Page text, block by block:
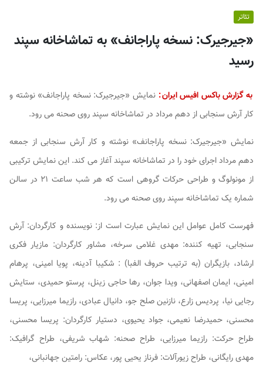
تئاتر
«جیرجیرک: نسخه پاراجانف» به تماشاخانه سپند
رسید
به گزارش باکس افیس ایران: نمایش «جیرجیرک: نسخه پاراجانف» نوشته و
کار آرش سنجابی از دهم مرداد در تماشاخانه سپند روی صحنه می رود.
نمایش «جیرجیرک: نسخه پاراجانف» نوشته و کار آرش سنجابی از جمعه
دهم مرداد اجرای خود را در تماشاخانه سپند آغاز می کند. این نمایش ترکیبی
از مونولوگ و طراحی حرکات گروهی است که هر شب ساعت ۲۱ در سالن
شماره یک تماشاخانه سپند روی صحنه می رود.
فهرست کامل عوامل این نمایش عبارت است از: نویسنده و کارگردان: آرش
سنجابی، تهیه کننده: مهدی غلامی سرخه، مشاور کارگردان: مازیار فکری
ارشاد، بازیگران (به ترتیب حروف الفبا) : شکیبا آدینه، پویا امینی، پرهام
امینی، ایمان اصفهانی، ویدا جوان، رها حاجی زینل، پرستو حمیدی، ستایش
رجایی نیا، پردیس زارع، نازنین صلح جو، دانیال عبادی، رازیما میرزایی، پریسا
محسنی، حمیدرضا نعیمی، جواد یحیوی، دستیار کارگردان: پریسا محسنی،
طراح حرکت: رازیما میرزایی، طراح صحنه: شهاب شریفی، طراح گرافیک:
مهدی رایگانی، طراح زیورآلات: فرناز یحیی پور، عکاس: رامتین جهانبانی،